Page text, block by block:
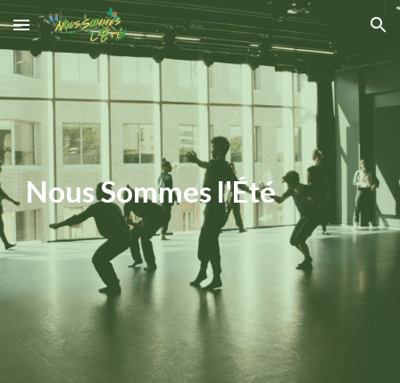
Skip to main content Skip to navigation
Nous Sommes l'Été